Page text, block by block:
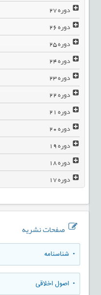
دوره27
دوره26
دوره25
دوره24
دوره23
دوره22
دوره21
دوره20
دوره19
دوره18
دوره17
صفحات نشریه
• شناسنامه
• اصول اخلاقی